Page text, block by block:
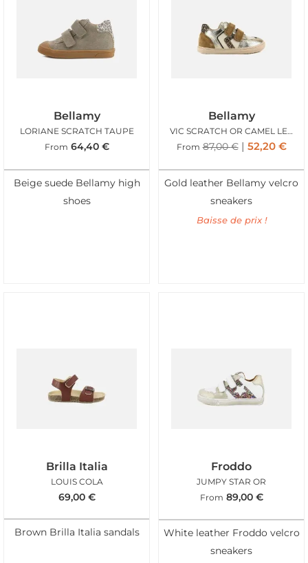
Bellamy
LORIANE SCRATCH TAUPE
From 64,40 €
Beige suede Bellamy high
shoes
Bellamy
VIC SCRATCH OR CAMEL LEO
From 87,00€ 52,20 €
Gold leather Bellamy velcro
sneakers
Baisse de prix !
Brilla Italia
LOUIS COLA
69,00 €
Brown Brilla Italia sandals
Froddo
JUMPY STAR OR
From 89,00 €
White leather Froddo velcro
sneakers